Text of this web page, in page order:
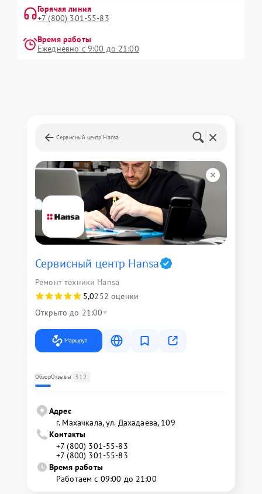
Горячая линия
+7 (800) 301-55-83
Время работы
Ежедневно с 9:00 до 21:00
Сервисный центр Hansa
Сервисный центр Hansa
Ремонт техники Hansa
5,0252 оценки
Открыто до 21:00
Маршрут
ОбзорОтзывы 312
Адрес
г. Махачкала, ул. Дахадаева, 109
Контакты
+7 (800) 301-55-83
+7 (800) 301-55-83
Время работы
Работаем с 09:00 до 21:00